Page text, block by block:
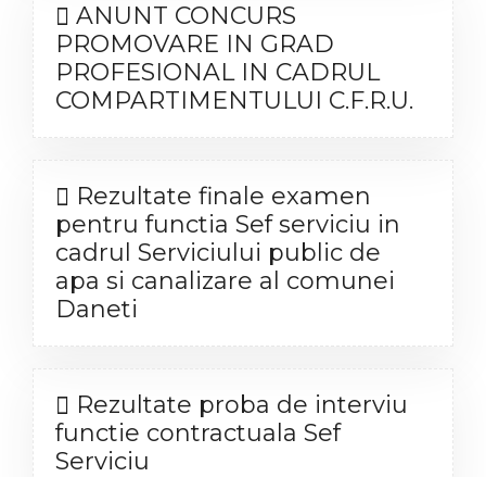
ANUNT CONCURS
PROMOVARE IN GRAD
PROFESIONAL IN CADRUL
COMPARTIMENTULUI C.F.R.U.
Rezultate finale examen
pentru functia Sef serviciu in
cadrul Serviciului public de
apa si canalizare al comunei
Daneti
Rezultate proba de interviu
functie contractuala Sef
Serviciu